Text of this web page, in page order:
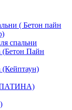
( Бетон пайн
спальни
(Бетон Пайн